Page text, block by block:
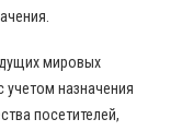
мировых
назначения
посетителей,